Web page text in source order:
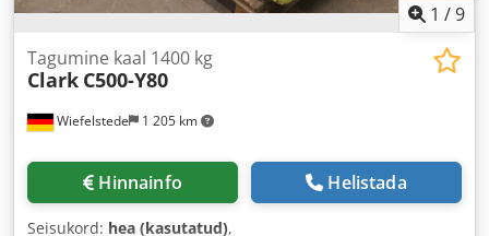
1 /9
Wiefelstede 1 205 km
Tagumine kaal 1400 kg
Clark C500-Y80
Hinnainfo Helistada
Seisukord: hea (kasutatud),